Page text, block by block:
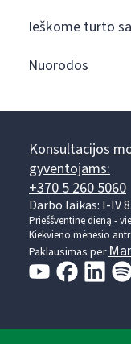
Ieškome turto
Nuorodos
Konsultacijos
gyventojams:
+370 5 260 5060
Darbo laikas: I-IV
Prieššventinę dieną -
Kiekvieno mėnesio
Paklausimas per